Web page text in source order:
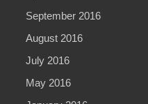
September 2016
August 2016
July 2016
May 2016